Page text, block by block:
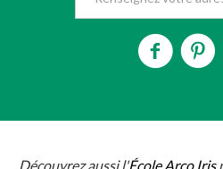
Découvrez aussi l'École Arco Iris